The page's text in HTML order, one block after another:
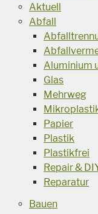
Aktuell
Abfall
Aluminium
Glas
Mehrweg
Papier
Plastik
Plastikfrei
Repair &
Reparatur
Bauen